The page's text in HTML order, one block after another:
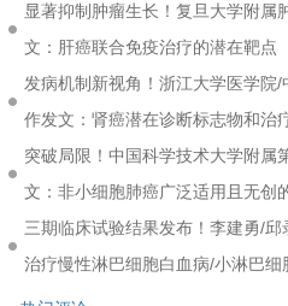
显著抑制肿瘤生长！复旦大学附属
文：肝癌联合免疫治疗的潜在靶点
发病机制新视角！浙江大学医学院
作发文：肾癌潜在诊断标志物和治
突破局限！中国科学技术大学附属
文：非小细胞肺癌广泛适用且无创
三期临床试验结果发布！李建勇/
治疗慢性淋巴细胞白血病/小淋巴